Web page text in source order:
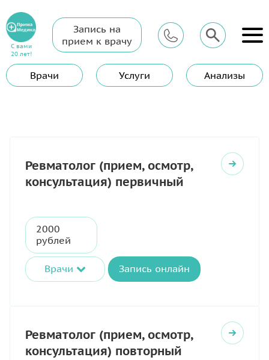
С вами
20 лет!
Запись на
прием к врачу
Врачи Услуги Анализы
Главная
Ревматолог
Ревматолог (прием, осмотр,
консультация) первичный
2000
рублей
Врачи Запись онлайн
Ревматолог (прием, осмотр,
консультация) повторный